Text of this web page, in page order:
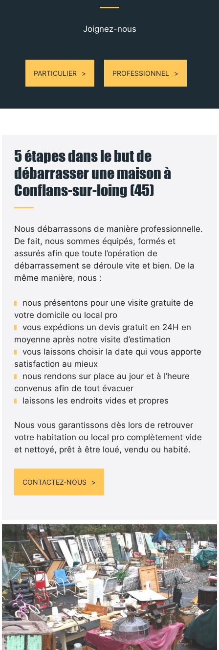
Joignez-nous
PARTICULIER PROFESSIONNEL
5 étapes dans le but de
débarrasser une maison à
Conflans-sur-loing (45)
Nous débarrassons de manière professionnelle.
De fait, nous sommes équipés, formés et
assurés afin que toute l’opération de
débarrassement se déroule vite et bien. De la
même manière, nous :
nous présentons pour une visite gratuite de
votre domicile ou local pro
vous expédions un devis gratuit en 24H en
moyenne après notre visite d’estimation
vous laissons choisir la date qui vous apporte
satisfaction au mieux
nous rendons sur place au jour et à l’heure
convenus afin de tout évacuer
laissons les endroits vides et propres
Nous vous garantissons dès lors de retrouver
votre habitation ou local pro complètement vide
et nettoyé, prêt à être loué, vendu ou habité.
CONTACTEZ-NOUS